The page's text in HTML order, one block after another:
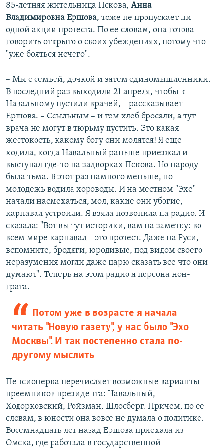
85-летняя жительница Пскова, Анна
Владимировна Ершова, тоже не пропускает ни
одной акции протеста. По ее словам, она готова
говорить открыто о своих убеждениях, потому что
"уже бояться нечего".
– Мы с семьей, дочкой и зятем единомышленники.
В последний раз выходили 21 апреля, чтобы к
Навальному пустили врачей, – рассказывает
Ершова. – Ссыльным – и тем хлеб бросали, а тут
врача не могут в тюрьму пустить. Это какая
жестокость, какому богу они молятся! Я еще
ходила, когда Навальный раньше приезжал и
выступал где-то на задворках Пскова. Но народу
была тьма. В этот раз намного меньше, но
молодежь водила хороводы. И на местном "Эхе"
начали насмехаться, мол, какие они убогие,
карнавал устроили. Я взяла позвонила на радио. И
сказала: "Вот вы тут историки, вам на заметку: во
всем мире карнавал – это протест. Даже на Руси,
вспомните, бродяги, юродивые, под видом своего
неразумения могли даже царю сказать все что они
думают". Теперь на этом радио я персона нон-
грата.
Потом уже в возрасте я начала
читать "Новую газету", у нас было "Эхо
Москвы". И так постепенно стала по-
другому мыслить
Пенсионерка перечисляет возможные варианты
преемников президента: Навальный,
Ходорковский, Ройзман, Шлосберг. Причем, по ее
словам, в юности она вовсе не думала о политике.
Восемнадцать лет назад Ершова приехала из
Омска, где работала в государственной